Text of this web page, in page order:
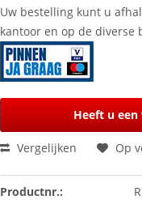
Uw bestelling kunt u
kantoor en op de diverse
Heeft u
Vergelijken Op
Productnr.: